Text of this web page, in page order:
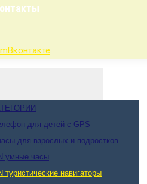
Вконтакте
для детей с GPS
для взрослых и подростков
умные часы
туристические навигаторы